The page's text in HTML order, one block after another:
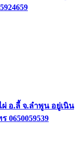
อ.ลี้ จ.ลำพูน อยู่เนิน